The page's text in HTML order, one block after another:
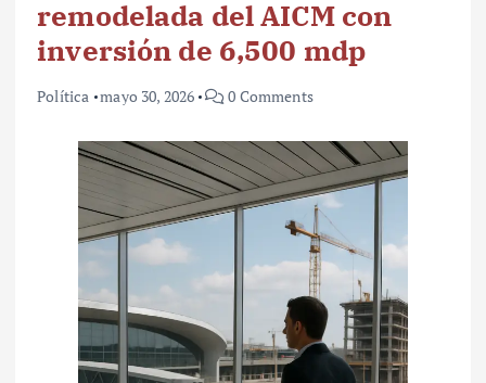
remodelada del AICM con
inversión de 6,500 mdp
Política mayo 30, 2026 0 Comments